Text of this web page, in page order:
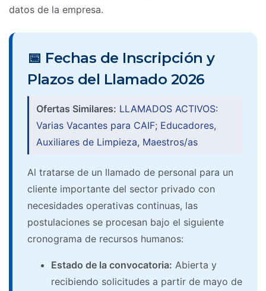
datos de la empresa.
📅 Fechas de Inscripción y
Plazos del Llamado 2026
Ofertas Similares: LLAMADOS ACTIVOS:
Varias Vacantes para CAIF; Educadores,
Auxiliares de Limpieza, Maestros/as
Al tratarse de un llamado de personal para un
cliente importante del sector privado con
necesidades operativas continuas, las
postulaciones se procesan bajo el siguiente
cronograma de recursos humanos:
Estado de la convocatoria: Abierta y
recibiendo solicitudes a partir de mayo de